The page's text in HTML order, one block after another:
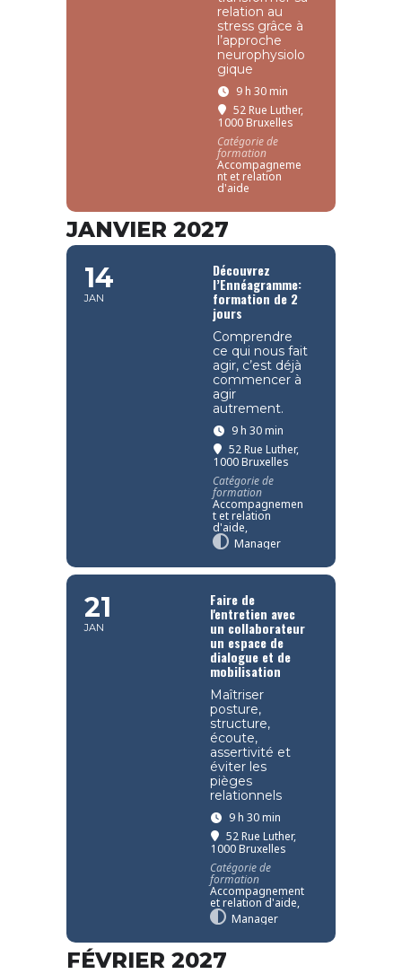
relation au
stress grâce à
l’approche
neurophysiolo
gique
9 h 30 min
52 Rue Luther,
1000 Bruxelles
Catégorie de
formation
Accompagneme
nt et relation
d'aide
JANVIER 2027
14
JAN
Découvrez
l’Ennéagramme:
formation de 2
jours
Comprendre
ce qui nous fait
agir, c’est déjà
commencer à
agir
autrement.
9 h 30 min
52 Rue Luther,
1000 Bruxelles
Catégorie de
formation
Accompagnemen
t et relation
d'aide,
Manager
21
JAN
Faire de
l'entretien avec
un collaborateur
un espace de
dialogue et de
mobilisation
Maîtriser
posture,
structure,
écoute,
assertivité et
éviter les
pièges
relationnels
9 h 30 min
52 Rue Luther,
1000 Bruxelles
Catégorie de
formation
Accompagnement
et relation d'aide,
Manager
FÉVRIER 2027